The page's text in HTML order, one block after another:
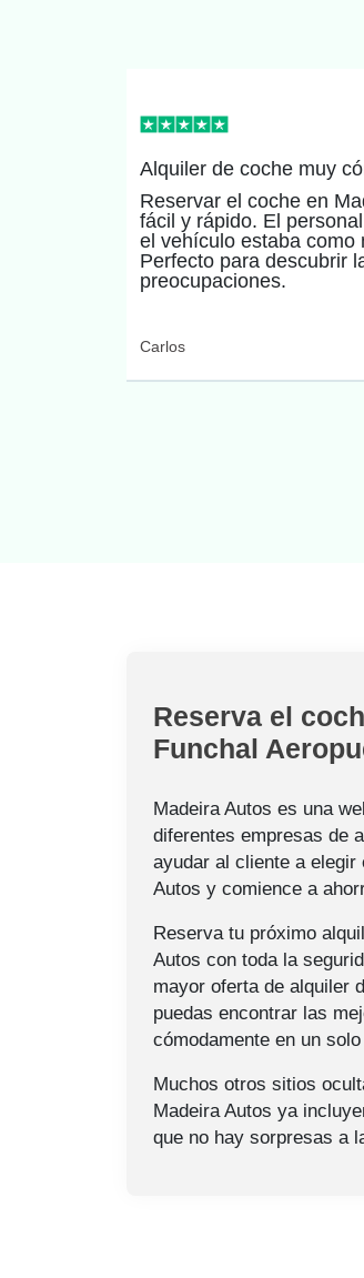
Alquiler de coche muy
Reservar el coche en
fácil y rápido. El
el vehículo estaba como
Perfecto para descubrir
preocupaciones.
Carlos
Reserva el
Funchal
Madeira Autos es una
diferentes empresas de
ayudar al cliente a
Autos y comience a
Reserva tu próximo
Autos con toda la
mayor oferta de alquiler
puedas encontrar las
cómodamente en un solo
Muchos otros sitios
Madeira Autos ya
que no hay sorpresas a